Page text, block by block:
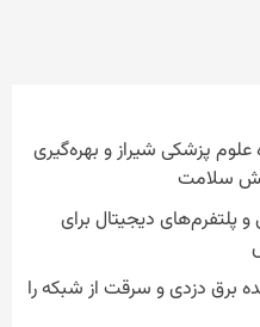
پزشکی شیراز و بهره‌گیری
سلامت
دیجیتال برای
برق دزدی و سرقت از شبکه را